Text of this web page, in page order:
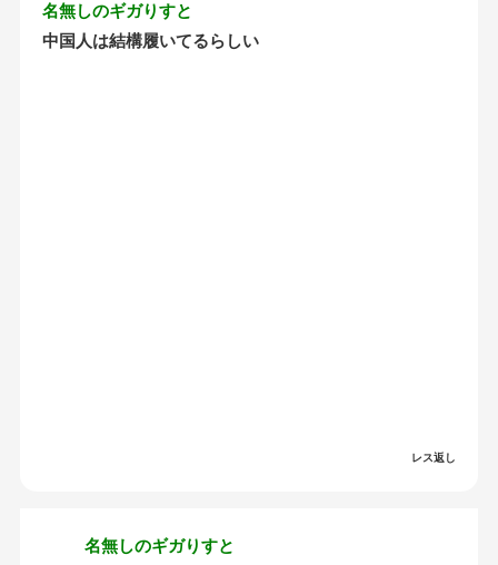
名無しのギガりすと
中国人は結構履いてるらしい
レス返し
名無しのギガりすと